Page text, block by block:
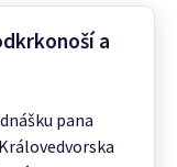
a
pana